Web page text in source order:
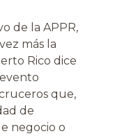
de la APPR,
más la
Rico dice
que,
de
negocio o